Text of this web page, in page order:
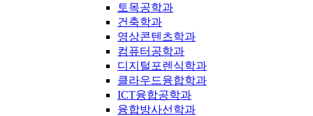
토목공학과
건축학과
영상콘텐츠학과
컴퓨터공학과
디지털포렌식학과
클라우드융합학과
ICT융합공학과
융합방사선학과